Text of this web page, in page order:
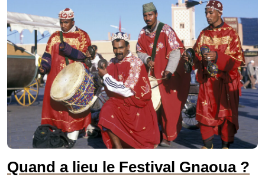
Quand a lieu le Festival Gnaoua ?